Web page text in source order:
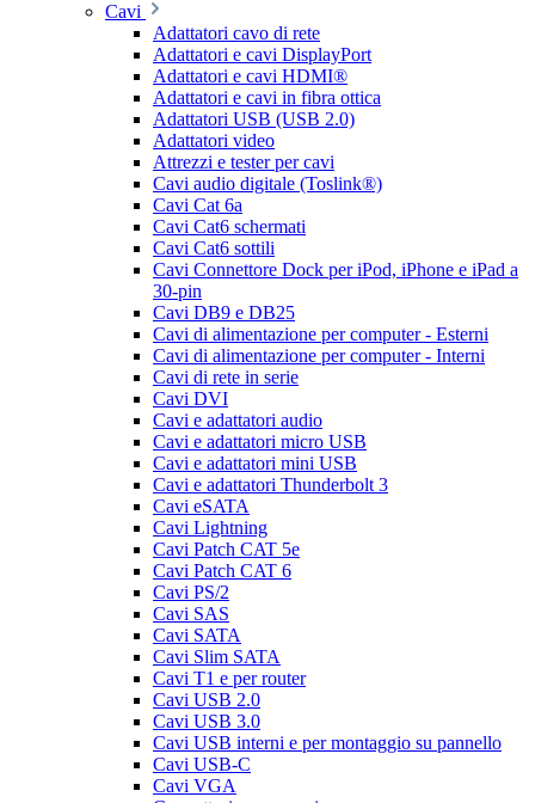
Cavi
Adattatori cavo di rete
Adattatori e cavi DisplayPort
Adattatori e cavi HDMI®
Adattatori e cavi in fibra ottica
Adattatori USB (USB 2.0)
Adattatori video
Attrezzi e tester per cavi
Cavi audio digitale (Toslink®)
Cavi Cat 6a
Cavi Cat6 schermati
Cavi Cat6 sottili
Cavi Connettore Dock per iPod, iPhone e iPad a
30-pin
Cavi DB9 e DB25
Cavi di alimentazione per computer - Esterni
Cavi di alimentazione per computer - Interni
Cavi di rete in serie
Cavi DVI
Cavi e adattatori audio
Cavi e adattatori micro USB
Cavi e adattatori mini USB
Cavi e adattatori Thunderbolt 3
Cavi eSATA
Cavi Lightning
Cavi Patch CAT 5e
Cavi Patch CAT 6
Cavi PS/2
Cavi SAS
Cavi SATA
Cavi Slim SATA
Cavi T1 e per router
Cavi USB 2.0
Cavi USB 3.0
Cavi USB interni e per montaggio su pannello
Cavi USB-C
Cavi VGA